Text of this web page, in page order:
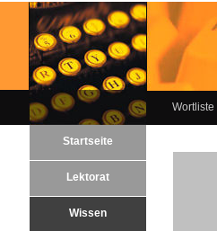
Wortliste
Startseite
Lektorat
Wissen